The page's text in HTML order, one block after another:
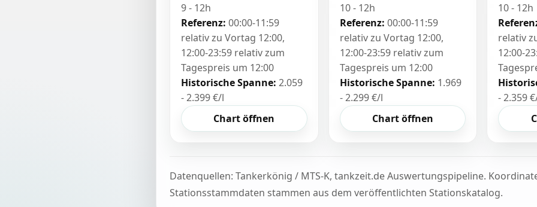
9 - 12h
Referenz: 00:00-11:59
relativ zu Vortag 12:00,
12:00-23:59 relativ zum
Tagespreis um 12:00
Historische Spanne: 2.059
- 2.399 €/l
Chart öffnen
10 - 12h
Referenz: 00:00-11:59
relativ zu Vortag 12:00,
12:00-23:59 relativ zum
Tagespreis um 12:00
Historische Spanne: 1.969
- 2.299 €/l
Chart öffnen
10 - 12h
relativ
12:00-
- 2.359
Datenquellen: Tankerkönig / MTS-K, tankzeit.de Auswertungspipeline.
Stationsstammdaten stammen aus dem veröffentlichten Stationskatalog.